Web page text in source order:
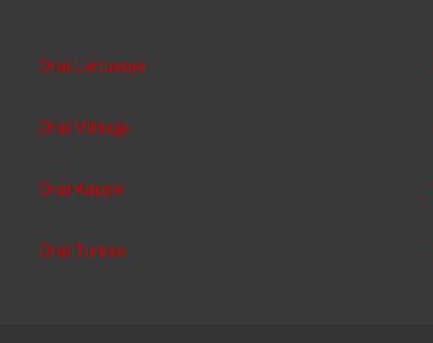
Orai Lietuvoje
Orai Vilniuje
Orai Kaune
Orai Tunise